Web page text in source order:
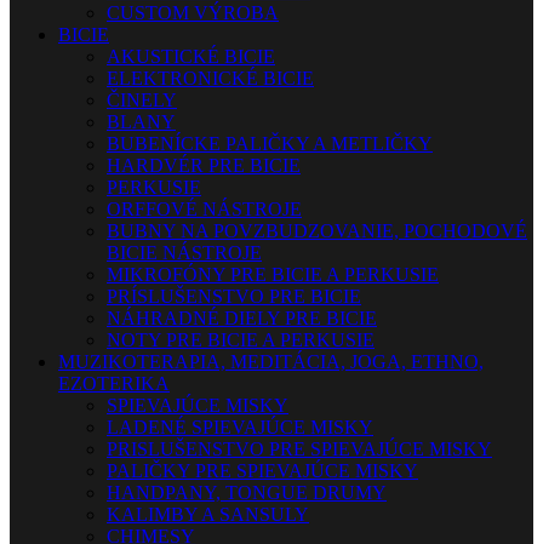
CUSTOM VÝROBA
BICIE
AKUSTICKÉ BICIE
ELEKTRONICKÉ BICIE
ČINELY
BLANY
BUBENÍCKE PALIČKY A METLIČKY
HARDVÉR PRE BICIE
PERKUSIE
ORFFOVÉ NÁSTROJE
BUBNY NA POVZBUDZOVANIE, POCHODOVÉ
BICIE NÁSTROJE
MIKROFÓNY PRE BICIE A PERKUSIE
PRÍSLUŠENSTVO PRE BICIE
NÁHRADNÉ DIELY PRE BICIE
NOTY PRE BICIE A PERKUSIE
MUZIKOTERAPIA, MEDITÁCIA, JOGA, ETHNO,
EZOTERIKA
SPIEVAJÚCE MISKY
LADENÉ SPIEVAJÚCE MISKY
PRISLUŠENSTVO PRE SPIEVAJÚCE MISKY
PALIČKY PRE SPIEVAJÚCE MISKY
HANDPANY, TONGUE DRUMY
KALIMBY A SANSULY
CHIMESY